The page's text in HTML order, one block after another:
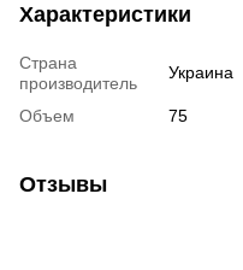
Характеристики
Страна
производитель
Украина
Объем 75
Отзывы